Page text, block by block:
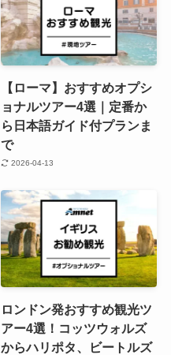
【ローマ】おすすめオプシ
ョナルツアー4選｜定番か
ら日本語ガイド付プランま
で
2026-04-13
ロンドン発おすすめ観光ツ
アー4選！コッツウォルズ
からハリポタ、ビートルズ